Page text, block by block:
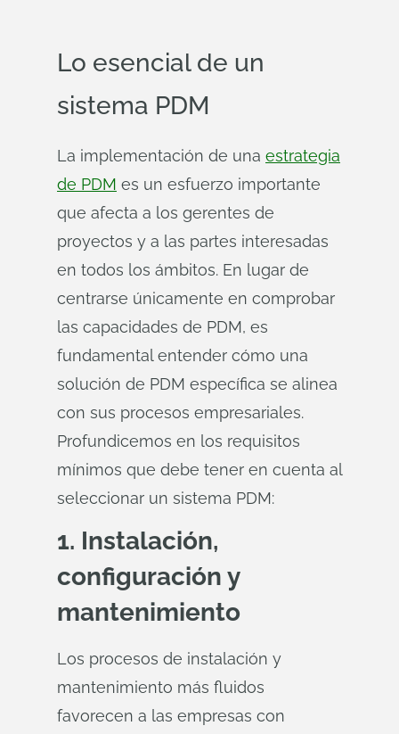
Lo esencial de un
sistema PDM
La implementación de una estrategia
de PDM es un esfuerzo importante
que afecta a los gerentes de
proyectos y a las partes interesadas
en todos los ámbitos. En lugar de
centrarse únicamente en comprobar
las capacidades de PDM, es
fundamental entender cómo una
solución de PDM específica se alinea
con sus procesos empresariales.
Profundicemos en los requisitos
mínimos que debe tener en cuenta al
seleccionar un sistema PDM:
1. Instalación,
configuración y
mantenimiento
Los procesos de instalación y
mantenimiento más fluidos
favorecen a las empresas con